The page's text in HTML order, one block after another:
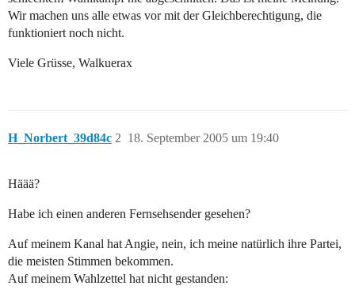
Wir machen uns alle etwas vor mit der Gleichberechtigung, die
funktioniert noch nicht.
Viele Grüsse, Walkuerax
H_Norbert_39d84c 18. September 2005 um 19:40
2
Häää?
Habe ich einen anderen Fernsehsender gesehen?
Auf meinem Kanal hat Angie, nein, ich meine natürlich ihre Partei,
die meisten Stimmen bekommen.
Auf meinem Wahlzettel hat nicht gestanden: